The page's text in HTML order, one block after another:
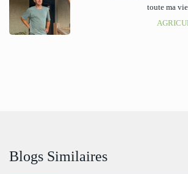
toute ma
Blogs Similaires